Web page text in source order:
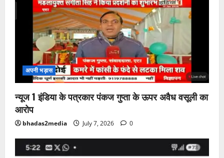
अपनी भड़ास
न्यूज 1 इंडिया के पत्रकार पंकज गुप्ता के ऊपर अवैध वसूली का
आरोप
bhadas2media July 7, 2026 0